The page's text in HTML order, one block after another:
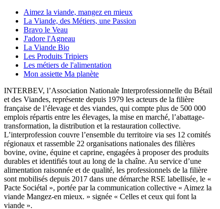
Aimez la viande, mangez en mieux
La Viande, des Métiers, une Passion
Bravo le Veau
J'adore l'Agneau
La Viande Bio
Les Produits Tripiers
Les métiers de l'alimentation
Mon assiette Ma planète
INTERBEV, l’Association Nationale Interprofessionnelle du Bétail
et des Viandes, représente depuis 1979 les acteurs de la filière
française de l’élevage et des viandes, qui compte plus de 500 000
emplois répartis entre les élevages, la mise en marché, l’abattage-
transformation, la distribution et la restauration collective.
L’interprofession couvre l’ensemble du territoire via ses 12 comités
régionaux et rassemble 22 organisations nationales des filières
bovine, ovine, équine et caprine, engagées à proposer des produits
durables et identifiés tout au long de la chaîne. Au service d’une
alimentation raisonnée et de qualité, les professionnels de la filière
sont mobilisés depuis 2017 dans une démarche RSE labellisée, le «
Pacte Sociétal », portée par la communication collective « Aimez la
viande Mangez-en mieux. » signée « Celles et ceux qui font la
viande ».